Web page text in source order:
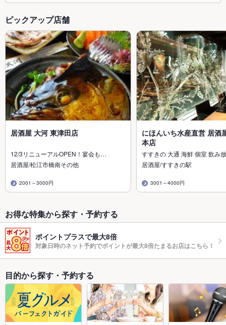
ピックアップ店舗
居酒屋 大河 東津田店
12/3リニューアルOPEN！宴会も…
居酒屋/松江市橋南その他
2001～3000円
にほんいち水産直営 居酒
本店
すすきの 大通 海鮮 個室 飲み
居酒屋/すすきの駅
3001～4000円
お得な特集から探す・予約する
ポイントプラスで最大8倍
対象日時のネット予約でポイントが最大8倍たまるお店はこちら！
目的から探す・予約する